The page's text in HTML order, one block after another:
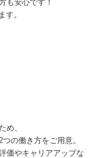
も安心です！
す。
め、
の働き方をご用意。
価やキャリアアップな